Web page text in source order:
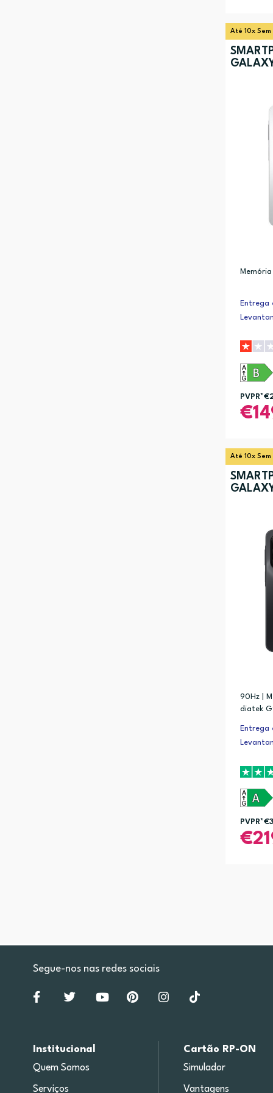
Até 10x Sem
Memória
Entrega
PVPR*
Até 10x Sem
90Hz |
diatek
Entrega
PVPR*
Segue-nos nas redes sociais
Institucional
Quem Somos
Serviços
Cartão RP-ON
Simulador
Vantagens